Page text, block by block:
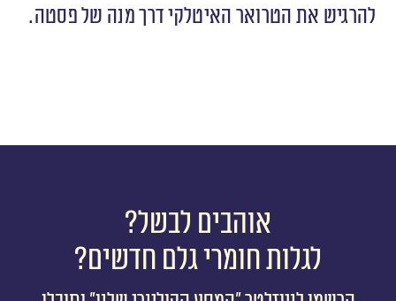
להרגיש את הטרואר האיטלקי דרך מנה של פסטה.
אוהבים לבשל?
לגלות חומרי גלם חדשים?